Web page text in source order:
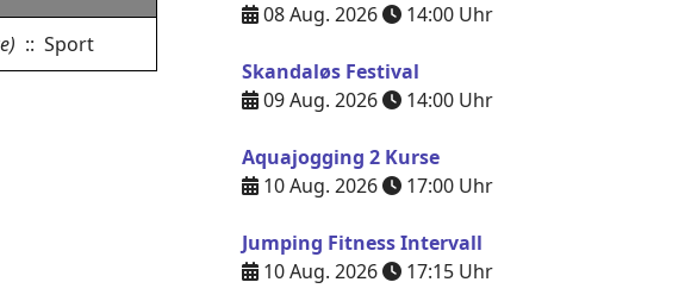
:: Sport
08 Aug. 2026
14:00 Uhr
Skandaløs Festival
09 Aug. 2026
14:00 Uhr
Aquajogging 2 Kurse
10 Aug. 2026
17:00 Uhr
Jumping Fitness Intervall
10 Aug. 2026
17:15 Uhr